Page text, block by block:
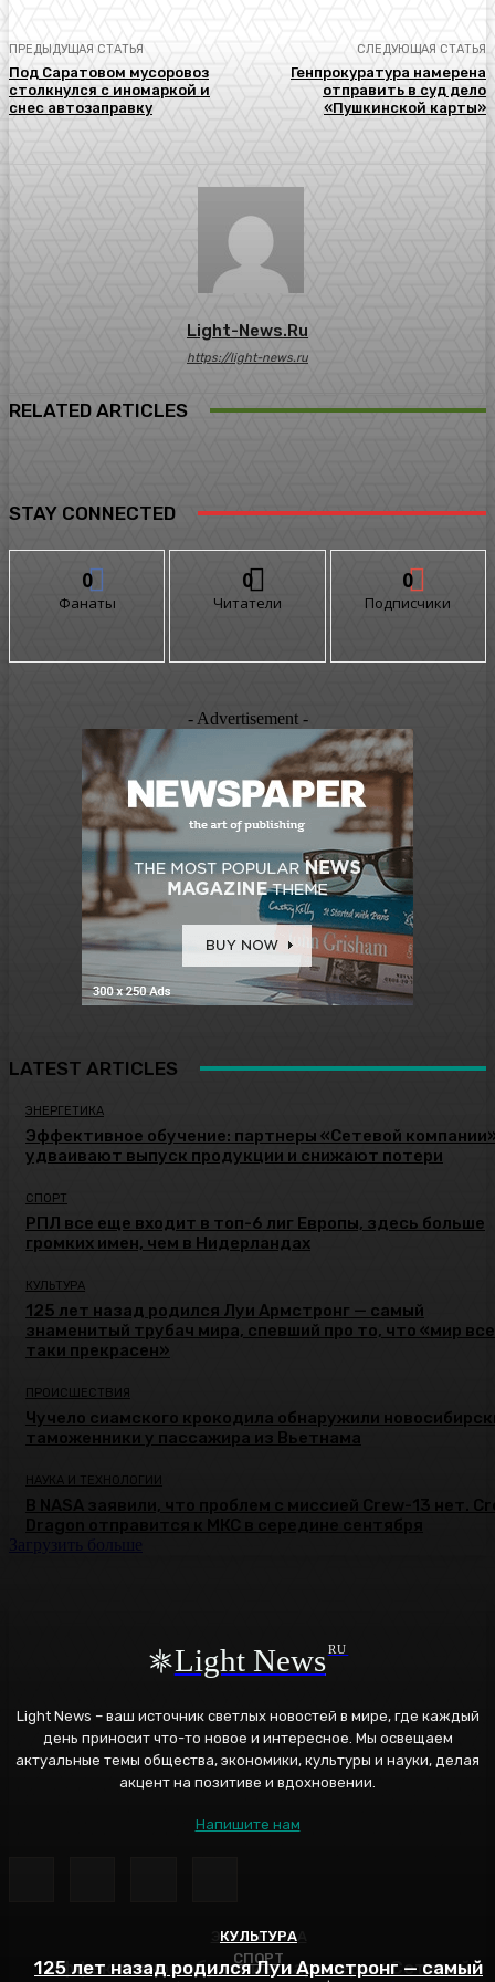
ПРЕДЫДУЩАЯ СТАТЬЯ
Под Саратовом мусоровоз
столкнулся с иномаркой и
снес автозаправку
СЛЕДУЮЩАЯ СТАТЬЯ
Генпрокуратура намерена
отправить в суд дело
«Пушкинской карты»
Light-News.ru
https://light-news.ru
RELATED ARTICLES
ЭНЕРГЕТИКА
Эффективное обучение: партнеры «Сетевой
СПОРТ
КУЛЬТУРА
125 лет назад родился Луи Армстронг — самый
STAY CONNECTED
0
Фанаты
0
Читатели
0
Подписчики
- Advertisement -
LATEST ARTICLES
ЭНЕРГЕТИКА
Эффективное обучение: партнеры «Сетевой
удваивают выпуск продукции и снижают потери
СПОРТ
РПЛ все еще входит в топ-6 лиг Европы, здесь больше
громких имен, чем в Нидерландах
КУЛЬТУРА
125 лет назад родился Луи Армстронг — самый
знаменитый трубач мира, спевший про то, что «мир
таки прекрасен»
ПРОИСШЕСТВИЯ
Чучело сиамского крокодила обнаружили
таможенники у пассажира из Вьетнама
НАУКА И ТЕХНОЛОГИИ
В NASA заявили, что проблем с миссией Crew-13 нет.
Light NewsRU
Light News – ваш источник светлых новостей в мире, где каждый
день приносит что-то новое и интересное. Мы освещаем
актуальные темы общества, экономики, культуры и науки, делая
акцент на позитиве и вдохновении.
Напишите нам